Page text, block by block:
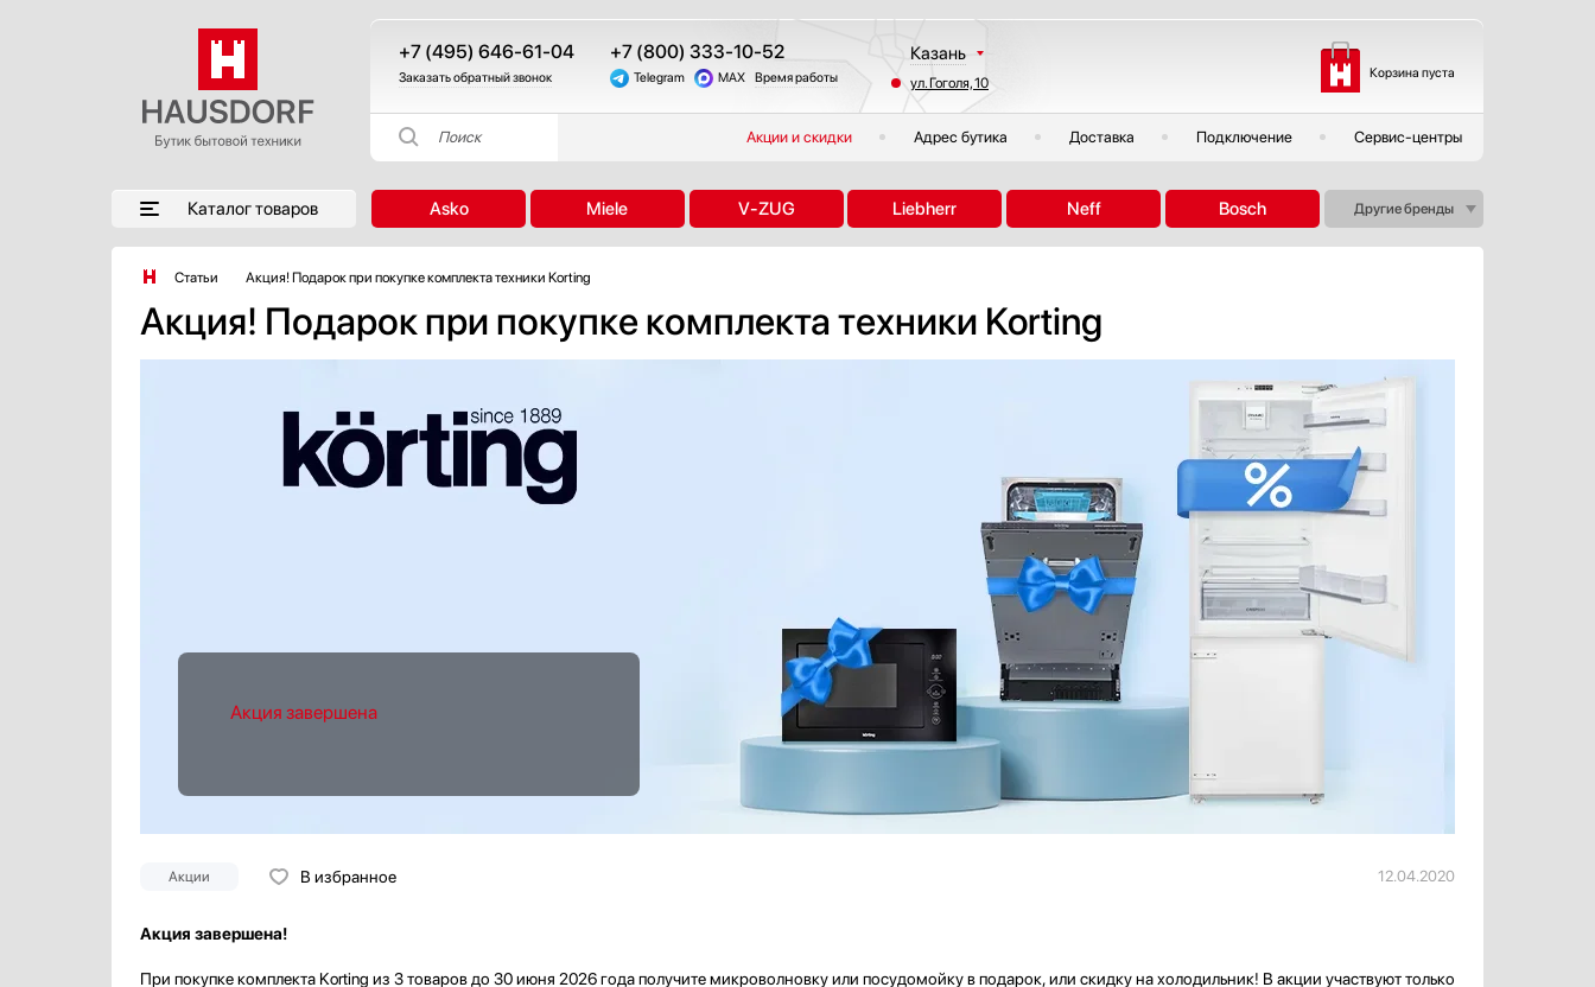
+7 (495) 646-61-04
Заказать обратный звонок
+7 (800) 333-10-52
Telegram MAX Время работы
Казань
Москва
Санкт-Петербург
Екатеринбург
Другие регионы
ул. Гоголя, 10
Корзина пуста
Поиск Акции и скидки Адрес бутика Доставка Подключение Сервис-центры
Каталог товаров Asko Miele V-ZUG Liebherr Neff Bosch Другие бренды
Статьи Акция! Подарок при покупке комплекта техники Korting
Акция! Подарок при покупке комплекта техники Korting
Акция завершена
Акции В избранное 12.04.2020
Акция завершена!
При покупке комплекта Korting из 3 товаров до 30 июня 2026 года получите микроволновку или посудомойку в подарок, или скидку на холодильник! В акции участвуют только